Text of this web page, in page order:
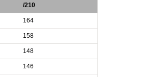
/210
164
158
148
146